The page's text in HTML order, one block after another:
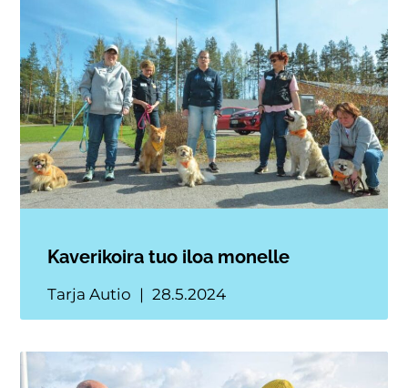
Kaverikoira tuo iloa monelle
Tarja Autio 28.5.2024